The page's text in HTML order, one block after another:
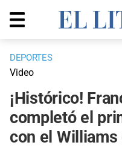
DEPORTES
Video
¡Histórico!
completó el
con el Williams